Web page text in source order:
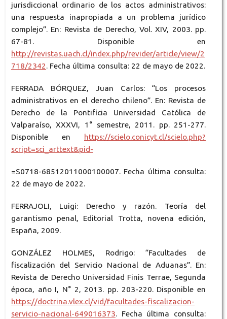
jurisdiccional ordinario de los actos administrativos:
una respuesta inapropiada a un problema jurídico
complejo”. En: Revista de Derecho, Vol. XIV, 2003. pp.
67-81. Disponible en
http://revistas.uach.cl/index.php/revider/article/view/2
718/2342. Fecha última consulta: 22 de mayo de 2022.
FERRADA BÓRQUEZ, Juan Carlos: “Los procesos
administrativos en el derecho chileno”. En: Revista de
Derecho de la Pontificia Universidad Católica de
Valparaíso, XXXVI, 1° semestre, 2011. pp. 251-277.
Disponible en https://scielo.conicyt.cl/scielo.php?
script=sci_arttext&pid-
=S0718-68512011000100007. Fecha última consulta:
22 de mayo de 2022.
FERRAJOLI, Luigi: Derecho y razón. Teoría del
garantismo penal, Editorial Trotta, novena edición,
España, 2009.
GONZÁLEZ HOLMES, Rodrigo: “Facultades de
fiscalización del Servicio Nacional de Aduanas”. En:
Revista de Derecho Universidad Finis Terrae, Segunda
época, año I, N° 2, 2013. pp. 203-220. Disponible en
https://doctrina.vlex.cl/vid/facultades-fiscalizacion-
servicio-nacional-649016373. Fecha última consulta: